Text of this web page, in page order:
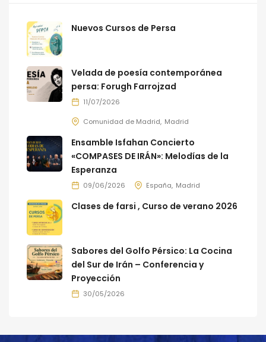
Nuevos Cursos de Persa
Velada de poesía contemporánea
persa: Forugh Farrojzad
11/07/2026
Comunidad de Madrid Madrid
Ensamble Isfahan Concierto
«COMPASES DE IRÁN»: Melodías de la
Esperanza
09/06/2026 España Madrid
Clases de farsi , Curso de verano 2026
Sabores del Golfo Pérsico: La Cocina
del Sur de Irán – Conferencia y
Proyección
30/05/2026